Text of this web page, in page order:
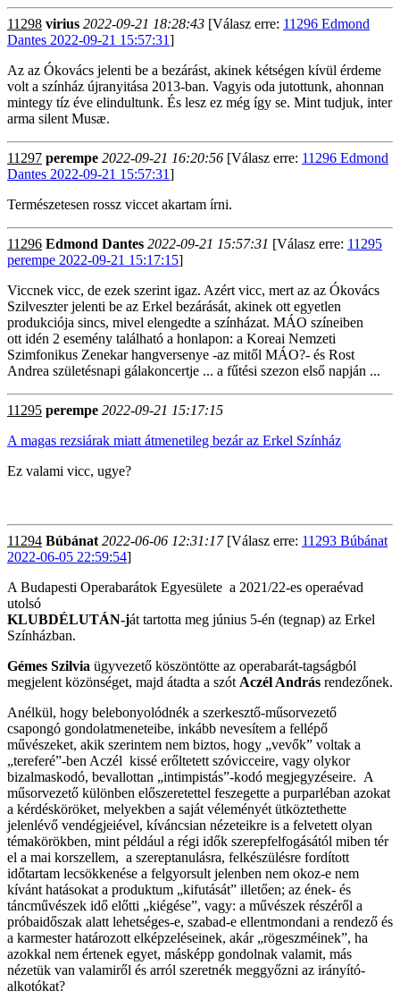
11298 virius 2022-09-21 18:28:43 [Válasz erre: 11296 Edmond
Dantes 2022-09-21 15:57:31]
Az az Ókovács jelenti be a bezárást, akinek kétségen kívül érdeme
volt a színház újranyitása 2013-ban. Vagyis oda jutottunk, ahonnan
mintegy tíz éve elindultunk. És lesz ez még így se. Mint tudjuk, inter
arma silent Musæ.
11297 perempe 2022-09-21 16:20:56 [Válasz erre: 11296 Edmond
Dantes 2022-09-21 15:57:31]
Természetesen rossz viccet akartam írni.
11296 Edmond Dantes 2022-09-21 15:57:31 [Válasz erre: 11295
perempe 2022-09-21 15:17:15]
Viccnek vicc, de ezek szerint igaz. Azért vicc, mert az az Ókovács
Szilveszter jelenti be az Erkel bezárását, akinek ott egyetlen
produkciója sincs, mivel elengedte a színházat. MÁO színeiben
ott idén 2 esemény található a honlapon: a Koreai Nemzeti
Szimfonikus Zenekar hangversenye -az mitől MÁO?- és Rost
Andrea születésnapi gálakoncertje ... a fűtési szezon első napján ...
11295 perempe 2022-09-21 15:17:15
A magas rezsiárak miatt átmenetileg bezár az Erkel Színház
Ez valami vicc, ugye?
11294 Búbánat 2022-06-06 12:31:17[Válasz erre: 11293 Búbánat
2022-06-05 22:59:54]
A Budapesti Operabarátok Egyesülete a 2021/22-es operaévad
utolsó
KLUBDÉLUTÁN-ját tartotta meg június 5-én (tegnap) az Erkel
Színházban.
Gémes Szilvia ügyvezető köszöntötte az operabarát-tagságból
megjelent közönséget, majd átadta a szót Aczél András rendezőnek.
Anélkül, hogy belebonyolódnék a szerkesztő-műsorvezető
csapongó gondolatmeneteibe, inkább nevesítem a fellépő
művészeket, akik szerintem nem biztos, hogy „vevők” voltak a
„tereferé”-ben Aczél kissé erőltetett szóvicceire, vagy olykor
bizalmaskodó, bevallottan „intimpistás”-kodó megjegyzéseire. A
műsorvezető különben előszeretettel feszegette a purparléban azokat
a kérdésköröket, melyekben a saját véleményét ütköztethette
jelenlévő vendégjeiével, kíváncsian nézeteikre is a felvetett olyan
témakörökben, mint például a régi idők szerepfelfogásától miben tér
el a mai korszellem, a szereptanulásra, felkészülésre fordított
időtartam lecsökkenése a felgyorsult jelenben nem okoz-e nem
kívánt hatásokat a produktum „kifutását” illetően; az ének- és
táncművészek idő előtti „kiégése”, vagy: a művészek részéről a
próbaidőszak alatt lehetséges-e, szabad-e ellentmondani a rendező és
a karmester határozott elképzeléseinek, akár „rögeszméinek”, ha
azokkal nem értenek egyet, másképp gondolnak valamit, más
nézetük van valamiről és arról szeretnék meggyőzni az irányító-
alkotókat?